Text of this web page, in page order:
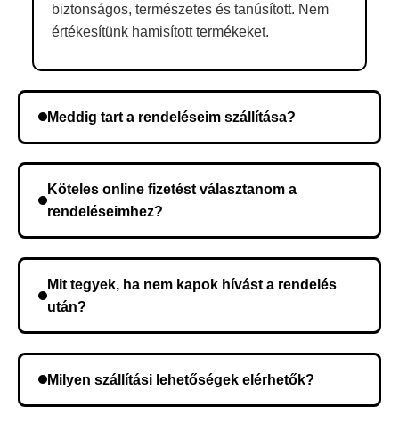
biztonságos, természetes és tanúsított. Nem
értékesítünk hamisított termékeket.
Meddig tart a rendeléseim szállítása?
kerül, és ez az időtartam függ a szállítási címtől.
Köteles online fizetést választanom a
rendeléseimhez?
Mit tegyek, ha nem kapok hívást a rendelés
után?
meg a rendelést.
Milyen szállítási lehetőségek elérhetők?